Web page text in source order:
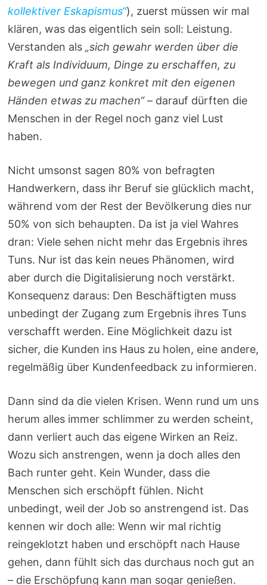
kollektiver Eskapismus“), zuerst müssen wir mal
klären, was das eigentlich sein soll: Leistung.
Verstanden als„sich gewahr werden über die
Kraft als Individuum, Dinge zu erschaffen, zu
bewegen und ganz konkret mit den eigenen
Händen etwas zu machen“– darauf dürften die
Menschen in der Regel noch ganz viel Lust
haben.
Nicht umsonst sagen 80% von befragten
Handwerkern, dass ihr Beruf sie glücklich macht,
während vom der Rest der Bevölkerung dies nur
50% von sich behaupten. Da ist ja viel Wahres
dran: Viele sehen nicht mehr das Ergebnis ihres
Tuns. Nur ist das kein neues Phänomen, wird
aber durch die Digitalisierung noch verstärkt.
Konsequenz daraus: Den Beschäftigten muss
unbedingt der Zugang zum Ergebnis ihres Tuns
verschafft werden. Eine Möglichkeit dazu ist
sicher, die Kunden ins Haus zu holen, eine andere,
regelmäßig über Kundenfeedback zu informieren.
Dann sind da die vielen Krisen. Wenn rund um uns
herum alles immer schlimmer zu werden scheint,
dann verliert auch das eigene Wirken an Reiz.
Wozu sich anstrengen, wenn ja doch alles den
Bach runter geht. Kein Wunder, dass die
Menschen sich erschöpft fühlen. Nicht
unbedingt, weil der Job so anstrengend ist. Das
kennen wir doch alle: Wenn wir mal richtig
reingeklotzt haben und erschöpft nach Hause
gehen, dann fühlt sich das durchaus noch gut an
– die Erschöpfung kann man sogar genießen.